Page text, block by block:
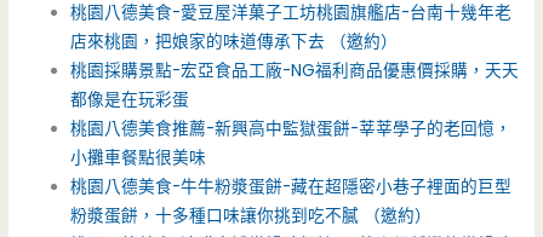
桃園八德美食-愛豆屋洋菓子工坊桃園旗艦店-台南十幾年老
店來桃園，把娘家的味道傳承下去 （邀約）
桃園採購景點-宏亞食品工廠-NG福利商品優惠價採購，天天
都像是在玩彩蛋
桃園八德美食推薦-新興高中監獄蛋餅-莘莘學子的老回憶，
小攤車餐點很美味
桃園八德美食-牛牛粉漿蛋餅-藏在超隱密小巷子裡面的巨型
粉漿蛋餅，十多種口味讓你挑到吃不膩 （邀約）